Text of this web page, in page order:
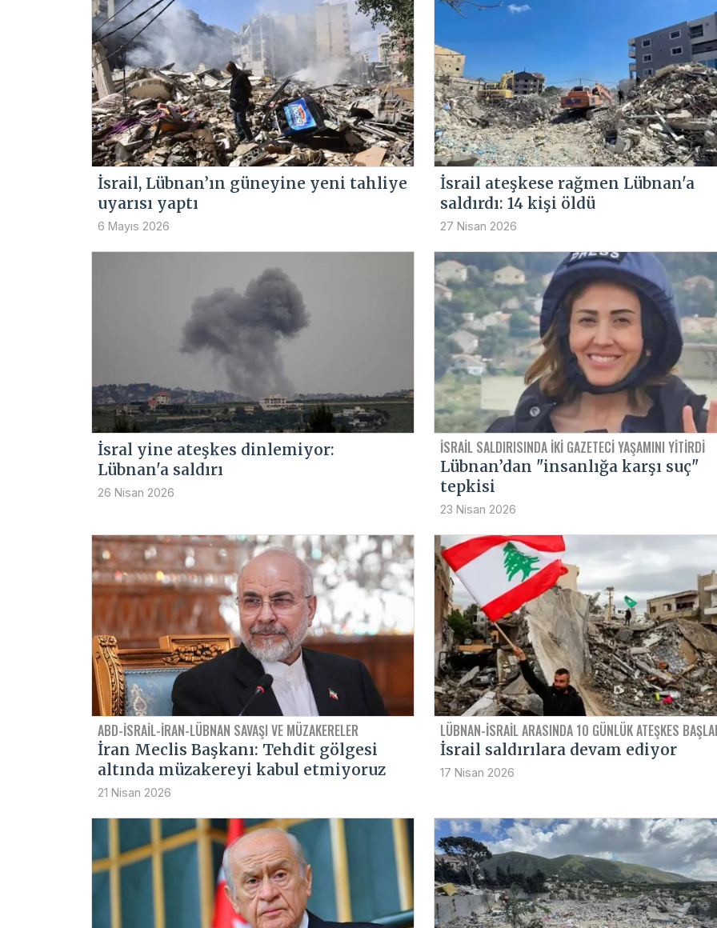
İsrail, Lübnan’ın güneyine yeni tahliye
uyarısı yaptı
6 Mayıs 2026
İsrail ateşkese rağmen Lübnan'a
saldırdı: 14 kişi öldü
27 Nisan 2026
İsral yine ateşkes dinlemiyor:
Lübnan'a saldırı
26 Nisan 2026
İSRAIL SALDIRISINDA IKI GAZETECI YAŞAMINI YITIRDI
Lübnan’dan "insanlığa karşı suç"
tepkisi
23 Nisan 2026
ABD-İSRAIL-İRAN-LÜBNAN SAVAŞI VE MÜZAKERELER
İran Meclis Başkanı: Tehdit gölgesi
altında müzakereyi kabul etmiyoruz
21 Nisan 2026
LÜBNAN-İSRAIL ARASINDA 10 GÜNLÜK ATEŞKES
İsrail saldırılara devam ediyor
17 Nisan 2026